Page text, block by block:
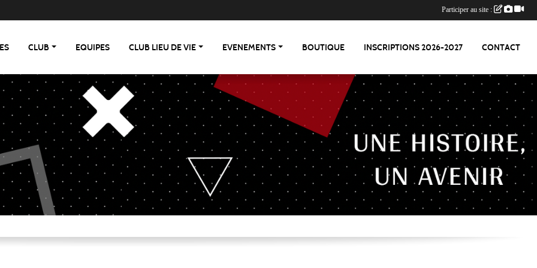
CLUB EQUIPES CLUB LIEU DE VIE EVENEMENTS BOUTIQUE INSCRIPTIONS 2026-2027 CONTACT
Participer au site :